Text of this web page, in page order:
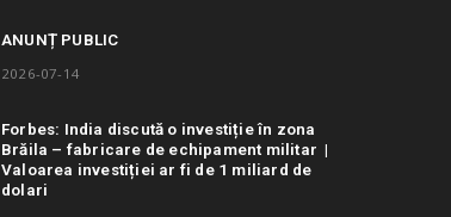
ANUNȚ PUBLIC
2026-07-14
Forbes: India discută o investiție în zona
Brăila – fabricare de echipament militar |
Valoarea investiției ar fi de 1 miliard de
dolari